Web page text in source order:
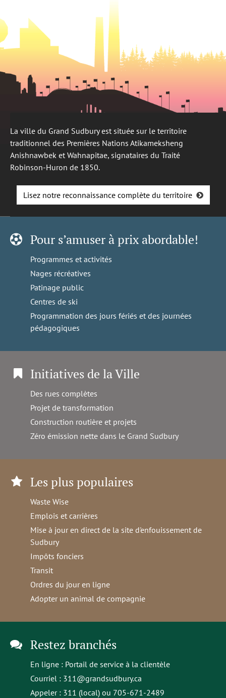
La ville du Grand Sudbury est située sur le territoire
traditionnel des Premières Nations Atikameksheng
Anishnawbek et Wahnapitae, signataires du Traité
Robinson-Huron de 1850.
Lisez notre reconnaissance complète du territoire
Pour s’amuser à prix abordable!
Programmes et activités
Nages récréatives
Patinage public
Centres de ski
Programmation des jours fériés et des journées
pédagogiques
Initiatives de la Ville
Des rues complètes
Projet de transformation
Construction routière et projets
Zéro émission nette dans le Grand Sudbury
Les plus populaires
Waste Wise
Emplois et carrières
Mise à jour en direct de la site d'enfouissement de
Sudbury
Impôts fonciers
Transit
Ordres du jour en ligne
Adopter un animal de compagnie
Restez branchés
En ligne : Portail de service à la clientèle
Courriel : 311@grandsudbury.ca
Appeler : 311 (local) ou 705-671-2489